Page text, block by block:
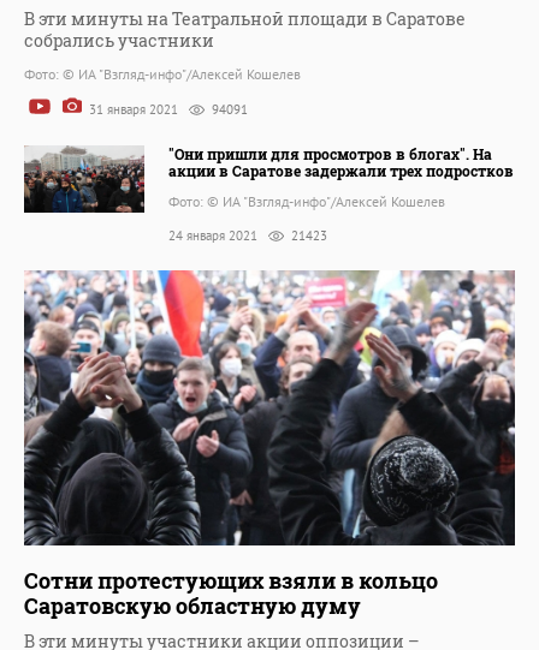
В эти минуты на Театральной площади в Саратове
собрались участники
Фото: © ИА "Взгляд-инфо"/Алексей Кошелев
31 января 2021 94091
"Они пришли для просмотров в блогах". На
акции в Саратове задержали трех подростков
Фото: © ИА "Взгляд-инфо"/Алексей Кошелев
24 января 2021 21423
Сотни протестующих взяли в кольцо
Саратовскую областную думу
В эти минуты участники акции оппозиции –